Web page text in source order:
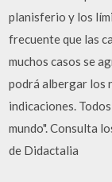
planisferio y los
frecuente que las
muchos casos se
podrá albergar los
indicaciones.
mundo". Consulta
de Didactalia